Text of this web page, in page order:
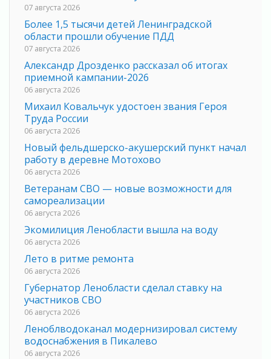
07 августа 2026
Более 1,5 тысячи детей Ленинградской
области прошли обучение ПДД
07 августа 2026
Александр Дрозденко рассказал об итогах
приемной кампании-2026
06 августа 2026
Михаил Ковальчук удостоен звания Героя
Труда России
06 августа 2026
Новый фельдшерско-акушерский пункт начал
работу в деревне Мотохово
06 августа 2026
Ветеранам СВО — новые возможности для
самореализации
06 августа 2026
Экомилиция Ленобласти вышла на воду
06 августа 2026
Лето в ритме ремонта
06 августа 2026
Губернатор Ленобласти сделал ставку на
участников СВО
06 августа 2026
Леноблводоканал модернизировал систему
водоснабжения в Пикалево
06 августа 2026